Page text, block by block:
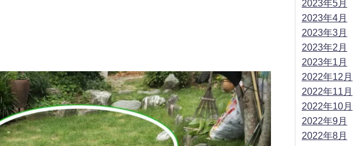
2023年5月
2023年4月
2023年3月
2023年2月
2023年1月
2022年12月
2022年11月
2022年10月
2022年9月
2022年8月